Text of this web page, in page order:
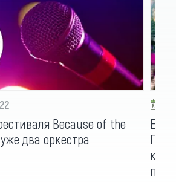
Because of the
два оркестра